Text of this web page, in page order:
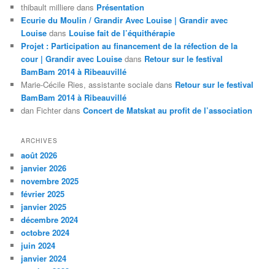
thibault milliere dans Présentation
Ecurie du Moulin / Grandir Avec Louise | Grandir avec
Louise dans Louise fait de l’équithérapie
Projet : Participation au financement de la réfection de la
cour | Grandir avec Louise dans Retour sur le festival
BamBam 2014 à Ribeauvillé
Marie-Cécile Ries, assistante sociale dans Retour sur le festival
BamBam 2014 à Ribeauvillé
dan Fichter dansConcert de Matskat au profit de l’association
ARCHIVES
août 2026
janvier 2026
novembre 2025
février 2025
janvier 2025
décembre 2024
octobre 2024
juin 2024
janvier 2024